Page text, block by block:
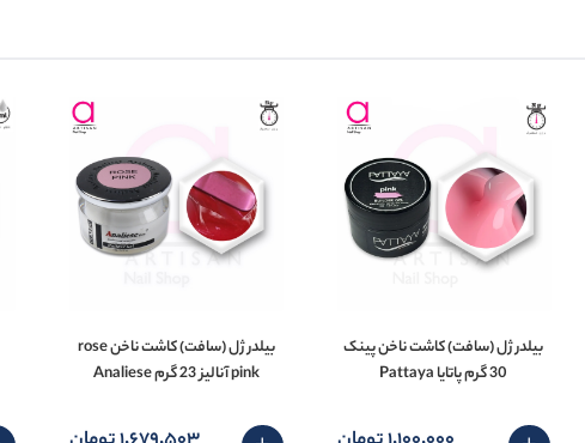
بیلدر ژل (سافت) کاشت ناخن پینک
30 گرم پاتایا Pattaya
بیلدر ژل (سافت) کاشت ناخن rose
pink آنالیز 23 گرم Analiese